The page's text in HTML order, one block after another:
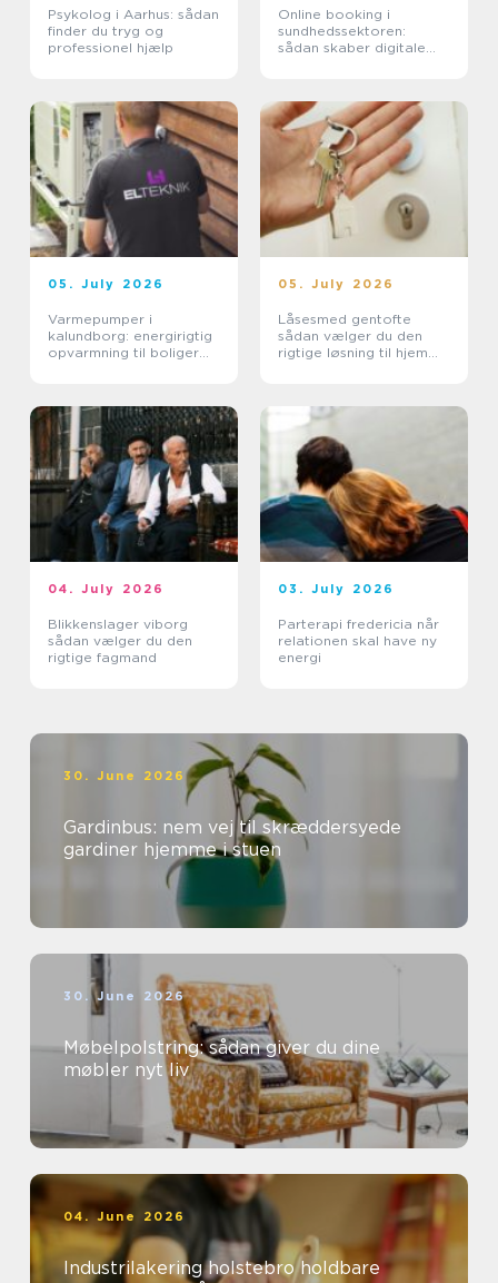
Psykolog i Aarhus: sådan
finder du tryg og
professionel hjælp
Online booking i
sundhedssektoren:
sådan skaber digitale
05. July 2026
Varmepumper i
kalundborg: energirigtig
opvarmning til boliger
05. July 2026
Låsesmed gentofte
sådan vælger du den
rigtige løsning til hjem
04. July 2026
Blikkenslager viborg
sådan vælger du den
rigtige fagmand
03. July 2026
Parterapi fredericia når
relationen skal have ny
energi
30. June 2026
Gardinbus: nem vej til skræddersyede
gardiner hjemme i stuen
30. June 2026
Møbelpolstring: sådan giver du dine
møbler nyt liv
04. June 2026
Industrilakering holstebro holdbare